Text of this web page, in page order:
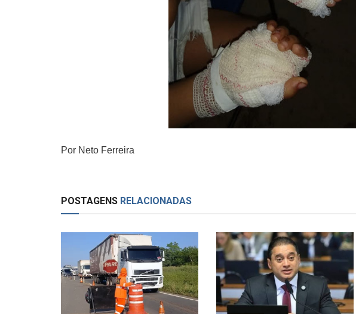
Por Neto Ferreira
POSTAGENS RELACIONADAS